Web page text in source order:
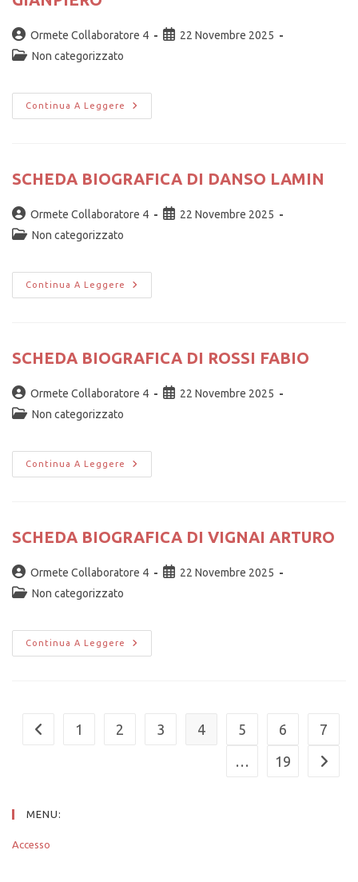
Ormete Collaboratore 4
22 Novembre 2025
Non categorizzato
Continua A Leggere
SCHEDA BIOGRAFICA DI DANSO LAMIN
Ormete Collaboratore 4
22 Novembre 2025
Non categorizzato
Continua A Leggere
SCHEDA BIOGRAFICA DI ROSSI FABIO
Ormete Collaboratore 4
22 Novembre 2025
Non categorizzato
Continua A Leggere
SCHEDA BIOGRAFICA DI VIGNAI ARTURO
Ormete Collaboratore 4
22 Novembre 2025
Non categorizzato
Continua A Leggere
1 2 3 4 5 6
7
…
19
MENU:
Accesso